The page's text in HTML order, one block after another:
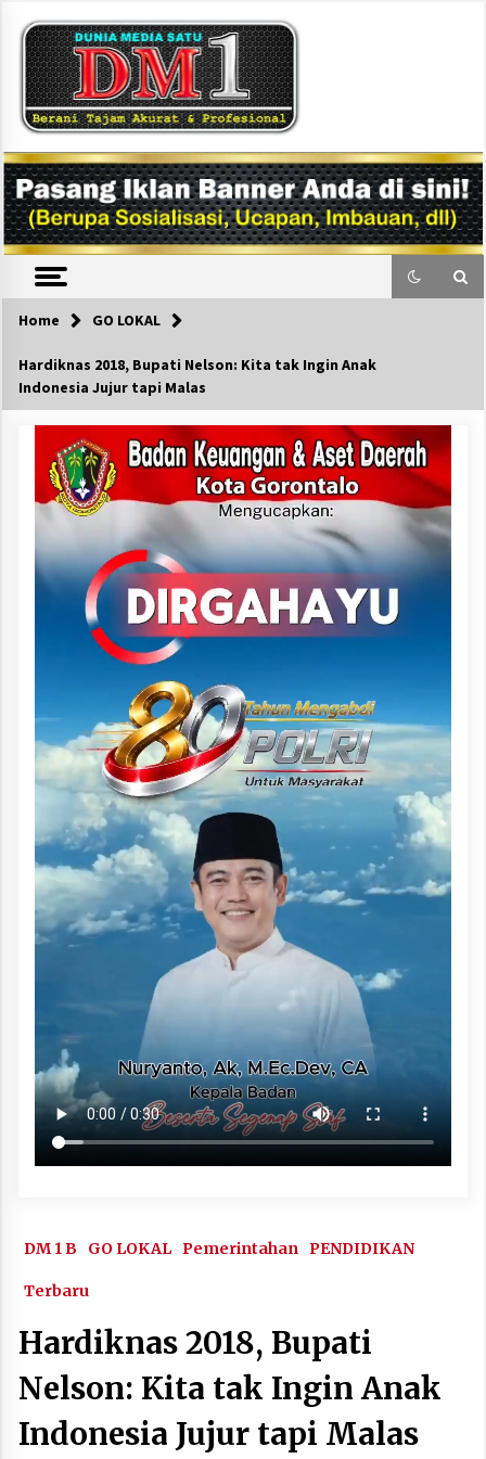
content
DM1
Home GO LOKAL
Hardiknas 2018, Bupati Nelson: Kita tak Ingin Anak
Indonesia Jujur tapi Malas
DM 1 B GO LOKAL Pemerintahan PENDIDIKAN
Terbaru
Hardiknas 2018, Bupati
Nelson: Kita tak Ingin Anak
Indonesia Jujur tapi Malas